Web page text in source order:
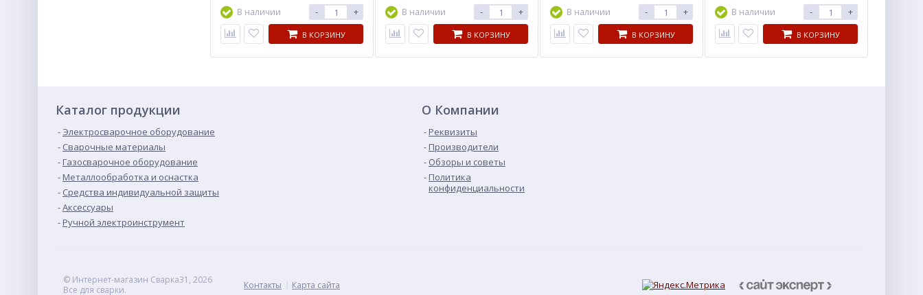
В наличии
- +
В КОРЗИНУ
В наличии
- +
В КОРЗИНУ
В наличии
- +
В КОРЗИНУ
В наличии
- +
В КОРЗИНУ
Каталог продукции
Электросварочное оборудование
Сварочные материалы
Газосварочное оборудование
Металлообработка и оснастка
Средства индивидуальной защиты
Аксессуары
Ручной электроинструмент
О Компании
Реквизиты
Производители
Обзоры и советы
Политика
конфиденциальности
© Интернет-магазин Сварка31, 2026
Все для сварки.
Контакты Карта сайта